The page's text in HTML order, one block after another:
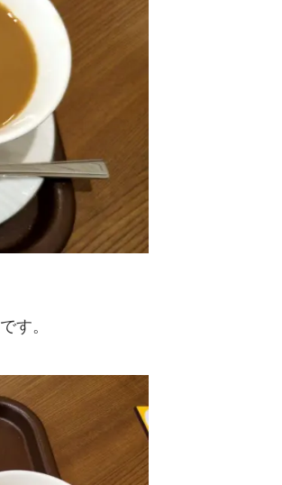
です。